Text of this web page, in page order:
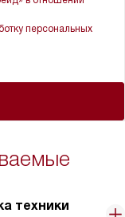
персональных
техники